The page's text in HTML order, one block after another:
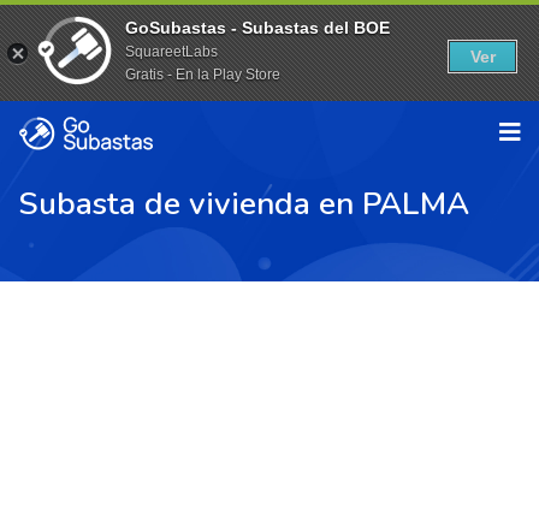
Subasta de vivienda en PALMA
GoSubastas - Subastas del BOE
SquareetLabs
Gratis - En la Play Store
Ver